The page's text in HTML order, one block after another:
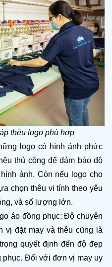
thêu logo phù hợp
logo có hình ảnh phức
thủ công để đảm bảo độ
ảnh. Còn nếu logo cho
chọn thêu vi tính theo yêu
và số lượng lớn.
áo đồng phục: Độ chuyên
vị đặt may và thêu cũng là
quyết định đến độ đẹp
phục. Đối với đơn vị may uy